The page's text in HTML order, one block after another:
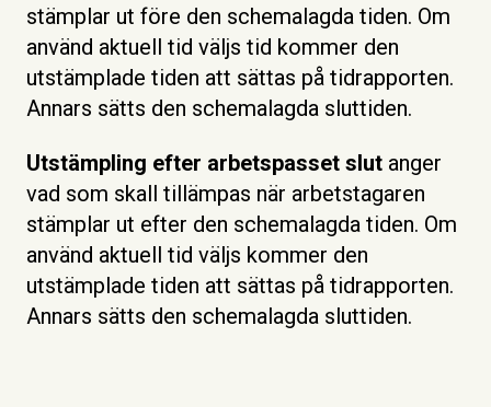
stämplar ut före den schemalagda tiden. Om
använd aktuell tid väljs tid kommer den
utstämplade tiden att sättas på tidrapporten.
Annars sätts den schemalagda sluttiden.
Utstämpling efter arbetspasset slut anger
vad som skall tillämpas när arbetstagaren
stämplar ut efter den schemalagda tiden. Om
använd aktuell tid väljs kommer den
utstämplade tiden att sättas på tidrapporten.
Annars sätts den schemalagda sluttiden.